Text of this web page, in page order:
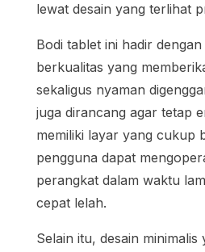
lewat desain yang terlihat
Bodi tablet ini hadir
berkualitas yang
sekaligus nyaman
juga dirancang agar tetap
memiliki layar yang cukup
pengguna dapat
perangkat dalam waktu
cepat lelah.
Selain itu, desain minimalis